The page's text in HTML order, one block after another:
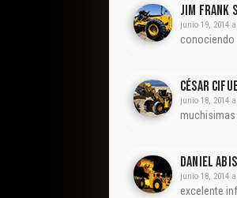
Jim Frank
junio 19, 2014
conociendo
César
junio 18, 2014
muchisimas
Daniel
junio 18, 2014
excelente